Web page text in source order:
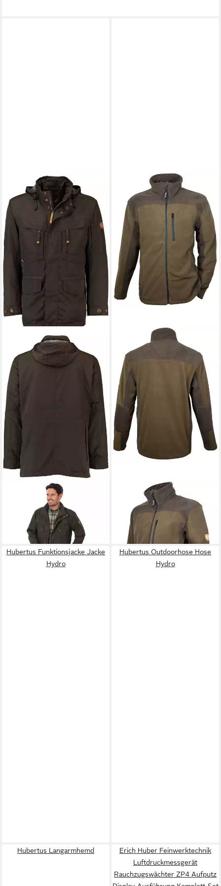
Funktionsjacke
UVP159,95 €
HUBERTUS
Fleecejacke
Fleecejacke 2-farbig
46,99 €
UVP
-33%
Hubertus Funktionsjacke Jacke
Hydro
Hubertus Outdoorhose Hose
Hydro
Hubertus Langarmhemd
Erich Huber Feinwerktechnik
Luftdruckmessgerät
Rauchzugswächter ZP4 Aufputz